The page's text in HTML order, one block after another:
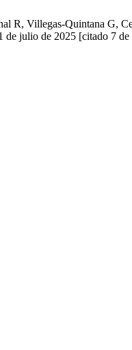
R, Villegas-Quintana G,
de julio de 2025 [citado 7